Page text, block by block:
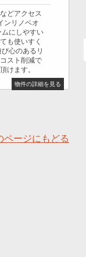
どアクセス
ンリノベオ
にしやすい
も使いすく
心のあるリ
スト削減で
けます。
物件の詳細を見る
ページにもどる